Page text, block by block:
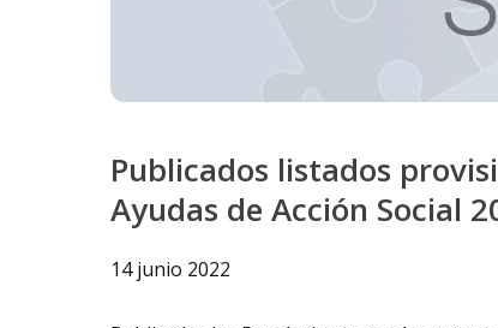
Publicados listados
Ayudas de Acción Social
14 junio 2022